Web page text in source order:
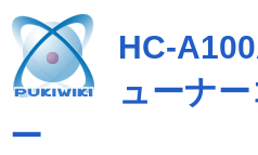
HC-
ューナ
ー